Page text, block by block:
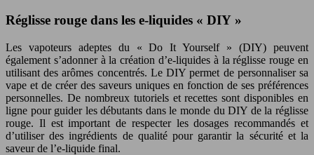
Réglisse rouge dans les e-liquides « DIY »
Les vapoteurs adeptes du « Do It Yourself » (DIY) peuvent
également s’adonner à la création d’e-liquides à la réglisse rouge en
utilisant des arômes concentrés. Le DIY permet de personnaliser sa
vape et de créer des saveurs uniques en fonction de ses préférences
personnelles. De nombreux tutoriels et recettes sont disponibles en
ligne pour guider les débutants dans le monde du DIY de la réglisse
rouge. Il est important de respecter les dosages recommandés et
d’utiliser des ingrédients de qualité pour garantir la sécurité et la
saveur de l’e-liquide final.